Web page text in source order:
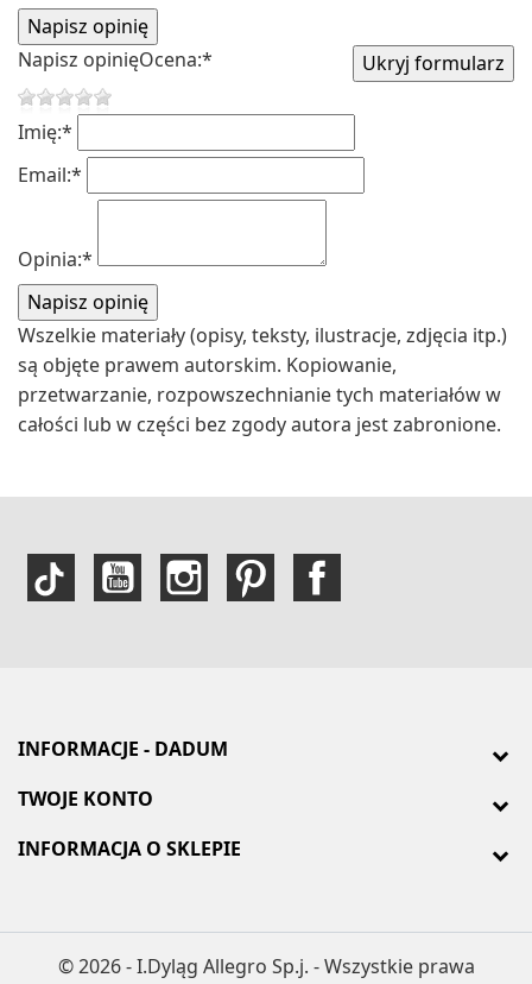
Napisz opinięOcena:*
Imię:*
Email:*
Opinia:*
Wszelkie materiały (opisy, teksty, ilustracje, zdjęcia itp.)
są objęte prawem autorskim. Kopiowanie,
przetwarzanie, rozpowszechnianie tych materiałów w
całości lub w części bez zgody autora jest zabronione.
INFORMACJE - DADUM
TWOJE KONTO
INFORMACJA O SKLEPIE
© 2026 - I.Dyląg Allegro Sp.j. - Wszystkie prawa